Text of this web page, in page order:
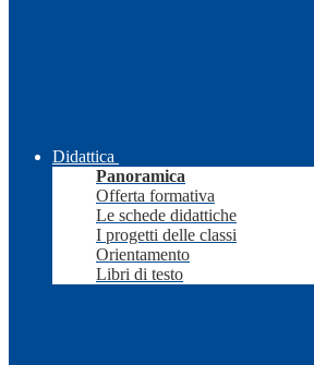
Didattica
Panoramica
Offerta formativa
Le schede didattiche
I progetti delle classi
Orientamento
Libri di testo